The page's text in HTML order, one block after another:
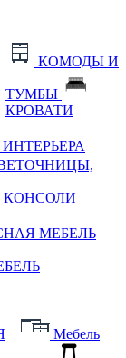
КОМОДЫ И
ТУМБЫ
КРОВАТИ
КОНСОЛИ
МЕБЕЛЬ
Мебель